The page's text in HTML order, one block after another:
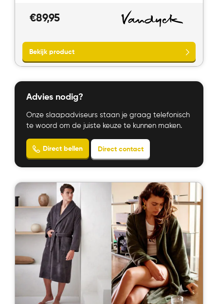
€89,95
Advies nodig?
Onze slaapadviseurs staan je graag telefonisch
te woord om de juiste keuze te kunnen maken.
Direct bellen Direct contact